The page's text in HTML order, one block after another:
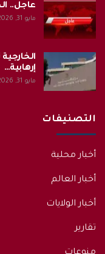
عاجل..
مايو 31, 2026
إرهابية…
مايو 31, 2026
التصنيفات
أخبار محلية
أخبار العالم
أخبار الولايات
تقارير